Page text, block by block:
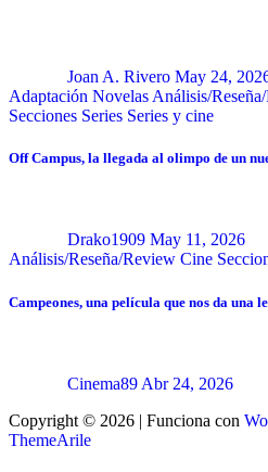
Joan A. Rivero May 24,
Adaptación Novelas Análisis/
Secciones Series Series y cine
Off Campus, la llegada al olimpo de un
Drako1909 May 11, 2026
Análisis/Reseña/Review Cine
Campeones, una película que nos da una
Cinema89 Abr 24, 2026
Copyright © 2026 | Funciona con
ThemeArile